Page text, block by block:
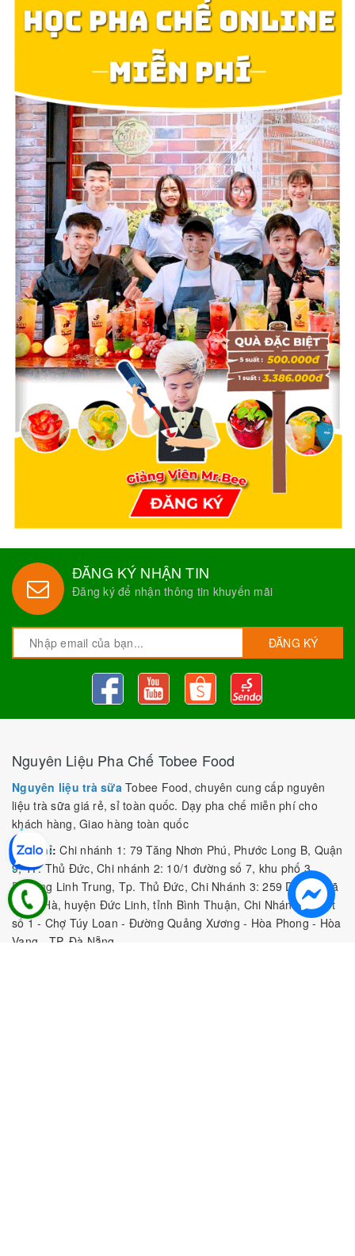
ĐĂNG KÝ NHẬN TIN
Đăng ký để nhận thông tin khuyến mãi
ĐĂNG KÝ
Nguyên Liệu Pha Chế Tobee Food
Nguyên liệu trà sữaTobee Food, chuyên cung cấp nguyên
liệu trà sữa giá rẻ, sỉ toàn quốc. Dạy pha chế miễn phí cho
khách hàng, Giao hàng toàn quốc
Địa Chỉ: Chi nhánh 1: 79 Tăng Nhơn Phú, Phước Long B, Quận
9, TP. Thủ Đức, Chi nhánh 2: 10/1 đường số 7, khu phố 3,
Phường Linh Trung, Tp. Thủ Đức, Chi Nhánh 3: 259 DT766, xã
Đông Hà, huyện Đức Linh, tỉnh Bình Thuận, Chi Nhánh 4: Kiot
số 1 - Chợ Túy Loan - Đường Quảng Xương - Hòa Phong - Hòa
Vang - TP. Đà Nẵng